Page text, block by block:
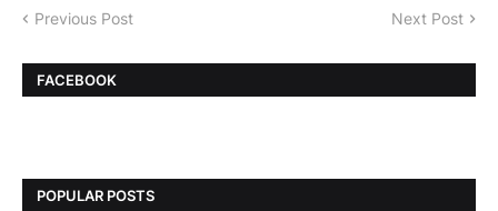
Previous Post Next Post
FACEBOOK
POPULAR POSTS